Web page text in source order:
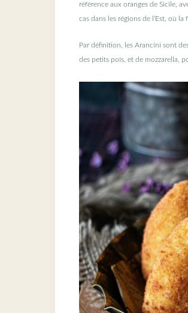
référence aux oranges de Sicile,
cas dans les régions de l’Est, où
Par définition, les Arancini sont
des petits pois, et de mozzarella,